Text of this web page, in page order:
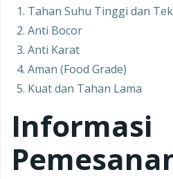
Tahan Suhu Tinggi dan
Anti Bocor
Anti Karat
Aman (Food Grade)
Kuat dan Tahan Lama
Informasi